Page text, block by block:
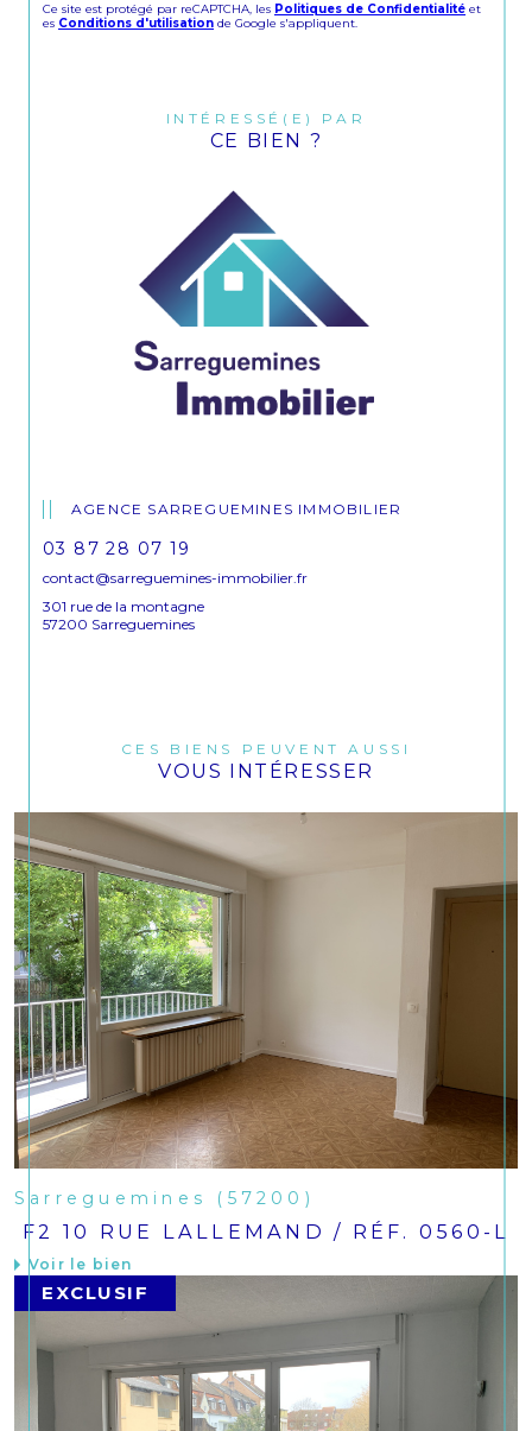
Ce site est protégé par reCAPTCHA, les Politiques de Confidentialité et
es Conditions d'utilisation de Google s'appliquent.
INTÉRESSÉ(E) PAR
CE BIEN ?
AGENCE SARREGUEMINES IMMOBILIER
03 87 28 07 19
contact@sarreguemines-immobilier.fr
301 rue de la montagne
57200 Sarreguemines
CES BIENS PEUVENT AUSSI
VOUS INTÉRESSER
Sarreguemines (57200)
F2 10 RUE LALLEMAND / RÉF. 0560-L
Voir le bien
EXCLUSIF